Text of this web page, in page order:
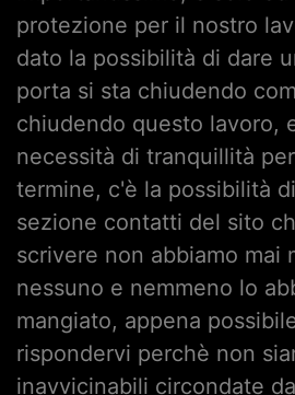
protezione per il nostro
dato la possibilità di dare
porta si sta chiudendo
chiudendo questo lavoro,
necessità di tranquillità
termine, c'è la possibilità
sezione contatti del sito
scrivere non abbiamo mai
nessuno e nemmeno lo
mangiato, appena
rispondervi perchè non
inavvicinabili circondate